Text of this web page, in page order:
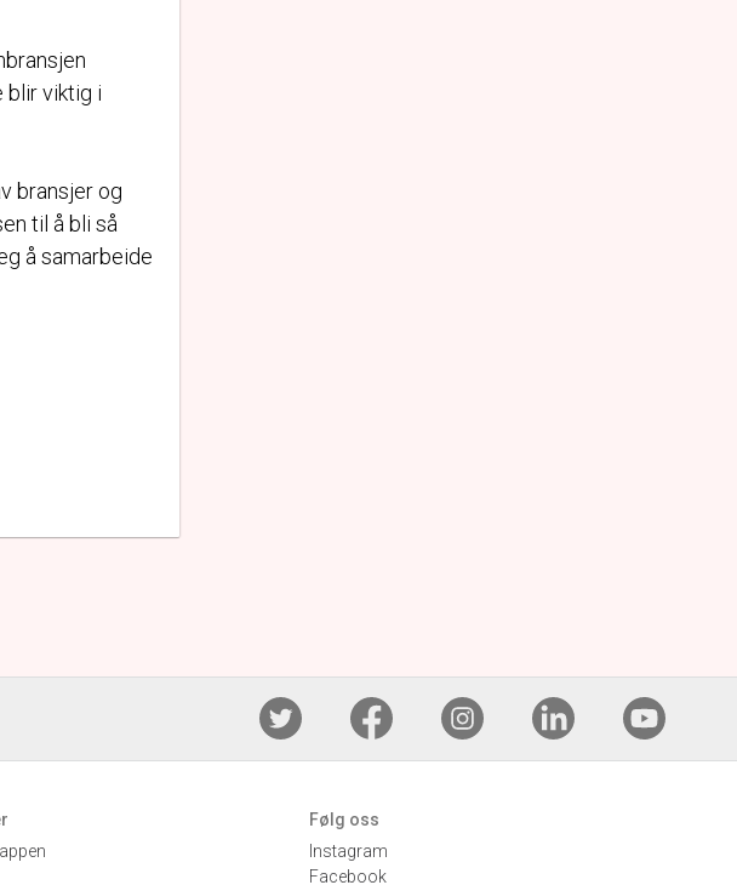
blir viktig i
bransjer og
til å bli så
å samarbeide
Følg oss
Instagram
Facebook